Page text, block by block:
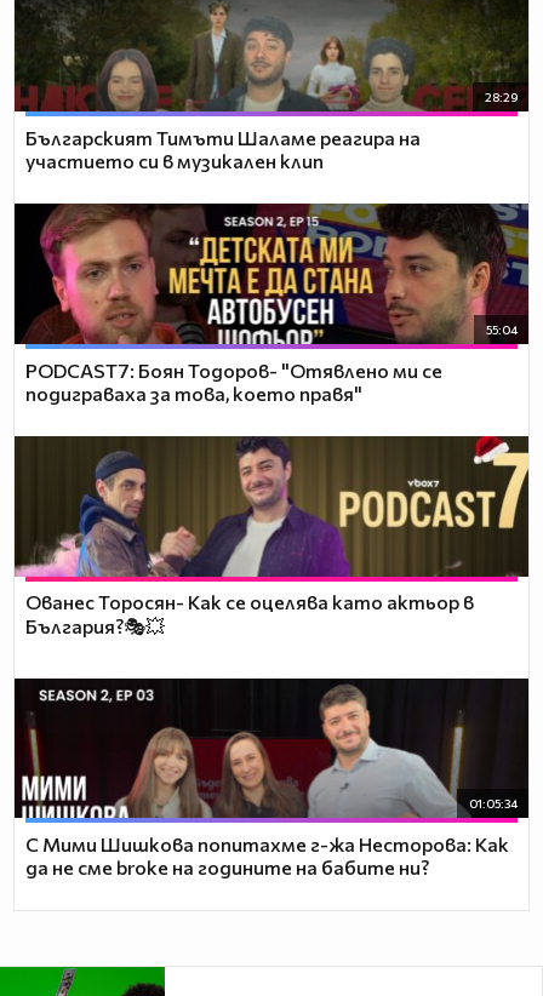
28:29
Българският Тимъти Шаламе реагира на
участието си в музикален клип
55:04
PODCAST7: ‪Боян Тодоров- "Отявлено ми се
подиграваха за това, което правя"
Ованес Торосян- Как се оцелява като актьор в
България?🎭💥
01:05:34
С Мими Шишкова попитахме г-жа Несторова: Как
да не сме broke на годините на бабите ни?